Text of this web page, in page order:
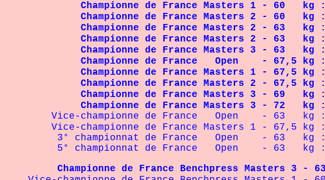
Championne de France Masters 1 - 60 kg :
Championne de France Masters 2 - 60 kg :
Championne de France Masters 2 - 63 kg :
Championne de France Masters 2 - 63 kg
Championne de France Masters 3 - 63 kg
Championne de France Open - 67,5 kg :
Championne de France Masters 1 - 67,5 kg
Championne de France Masters 2 - 67,5 kg
Championne de France Masters 3 - 69 kg
Championne de France Masters 3 - 72 kg
Vice-championne de France Open - 63 kg :
Vice-championne de France Masters 1 - 67,5 kg :
3° championnat de France Open - 63 kg :
5° championnat de France Open - 63 kg :
Championne de France Benchpress Masters 3 -